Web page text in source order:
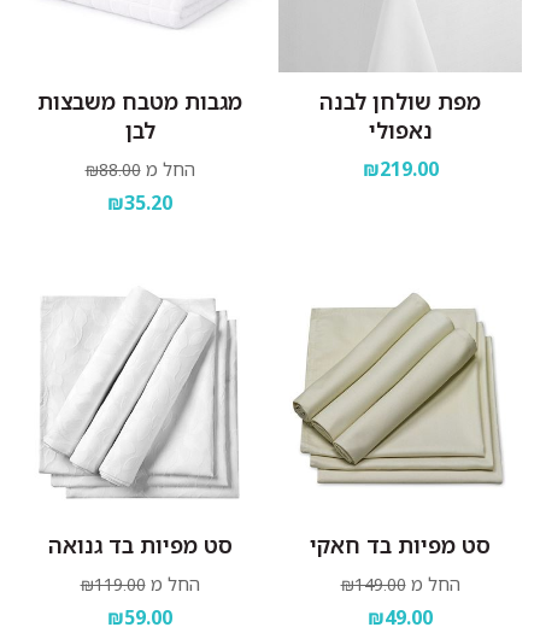
מפת שולחן לבנה
נאפולי
₪219.00
מגבות מטבח משבצות
לבן
החל מ ₪88.00
₪35.20
סט מפיות בד חאקי
החל מ ₪149.00
₪49.00
סט מפיות בד גנואה
החל מ ₪119.00
₪59.00